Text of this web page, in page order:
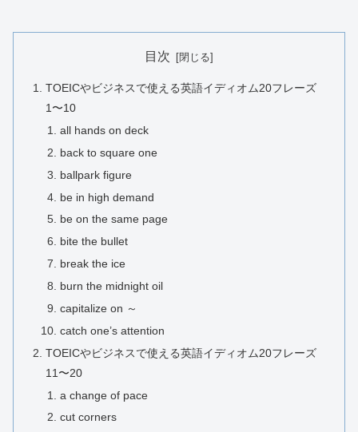
目次
TOEICやビジネスで使える英語イディオム20フレーズ
1〜10
all hands on deck
back to square one
ballpark figure
be in high demand
be on the same page
bite the bullet
break the ice
burn the midnight oil
capitalize on ～
catch one’s attention
TOEICやビジネスで使える英語イディオム20フレーズ
11〜20
a change of pace
cut corners